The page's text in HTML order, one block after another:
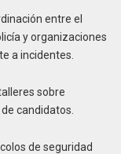
entre el
y organizaciones
a incidentes.
sobre
candidatos.
de seguridad